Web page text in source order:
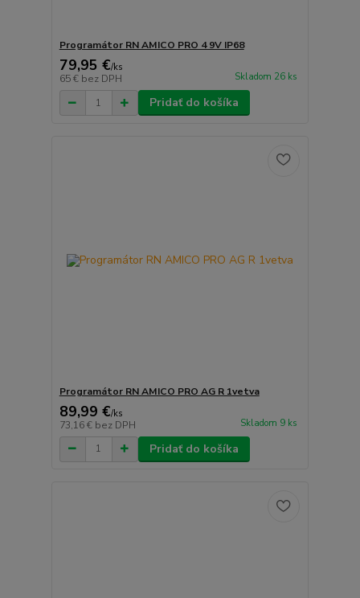
Programátor RN AMICO PRO 4 9V IP68
79,95 €/ks
65 € bez DPH Skladom 26 ks
Pridať do košíka
Programátor RN AMICO PRO AG R 1vetva
89,99 €/ks
73,16 € bez DPH Skladom 9 ks
Pridať do košíka